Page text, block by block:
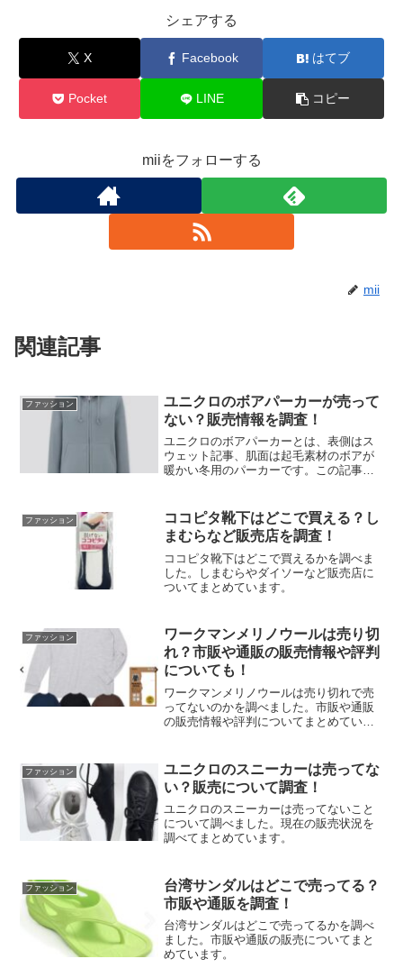
シェアする
X Facebook はてブ
Pocket LINE コピー
miiをフォローする
mii
関連記事
ファッション
ユニクロのボアパーカーが売って
ない？販売情報を調査！
ユニクロのボアパーカーとは、表側はス
ウェット記事、肌面は起毛素材のボアが
暖かい冬用のパーカーです。この記事で
ない？・ボアパーカーの通販について・
ユニクロのボアパーカーの口コ...
ファッション
ココピタ靴下はどこで買える？し
まむらなど販売店を調査！
ココピタ靴下はどこで買えるかを調べま
した。しまむらやダイソーなど販売店に
ついてまとめています。
ファッション
ワークマンメリノウールは売り切
れ？市販や通販の販売情報や評判
についても！
ワークマンメリノウールは売り切れで売
ってないのかを調べました。市販や通販
の販売情報や評判についてまとめていま
ファッション
ユニクロのスニーカーは売ってな
い？販売について調査！
ユニクロのスニーカーは売ってないこと
について調べました。現在の販売状況を
調べてまとめています。
ファッション
台湾サンダルはどこで売ってる？
市販や通販を調査！
台湾サンダルはどこで売ってるかを調べ
ました。市販や通販の販売についてまと
めています。